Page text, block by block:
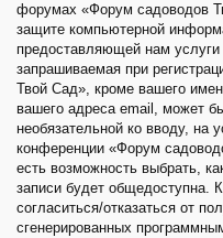
форумах «Форум садоводов
защите компьютерной
предоставляющей нам
запрашиваемая при
Твой Сад», кроме вашего
вашего адреса email, может
необязательной ко вводу, на
конференции «Форум
есть возможность выбрать,
записи будет общедоступна.
согласиться/отказаться от
сгенерированных